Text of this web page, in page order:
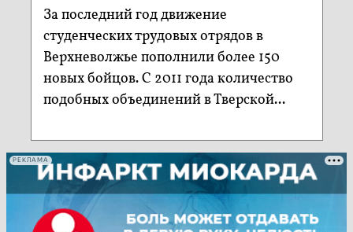
За последний год движение
студенческих трудовых отрядов в
Верхневолжье пополнили более 150
новых бойцов. С 2011 года количество
подобных объединений в Тверской...
РЕКЛАМА